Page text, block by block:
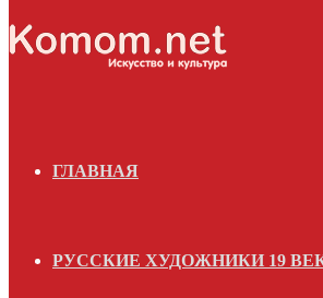
ГЛАВНАЯ
РУССКИЕ ХУДОЖНИКИ 19